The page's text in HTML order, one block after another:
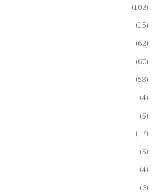
(102)
(15)
(62)
(60)
(58)
(4)
(5)
(17)
(5)
(4)
(6)